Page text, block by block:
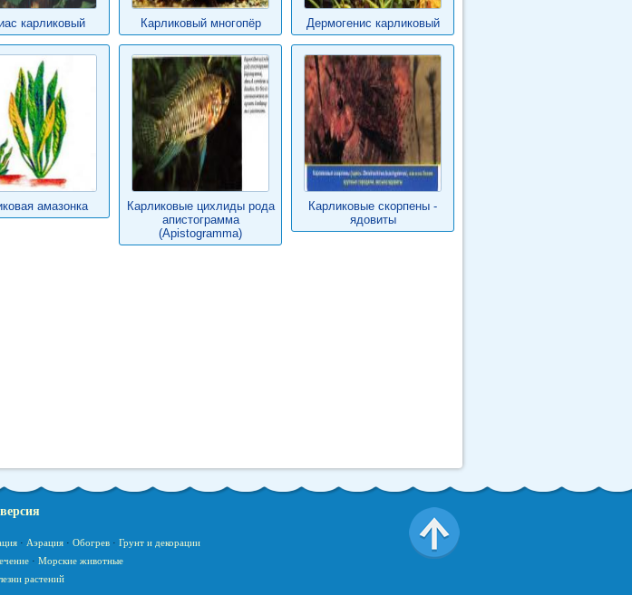
карликовый Карликовый многопёр Дермогенис карликовый
амазонка
Карликовые цихлиды рода
апистограмма
(Apistogramma)
Карликовые скорпены -
ядовиты
· Аэрация· Обогрев· Грунт и декорации
· Морские животные
растений